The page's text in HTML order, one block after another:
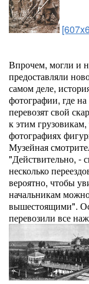
Впрочем, могли и
предоставляли
самом деле,
фотографии, где
перевозят свой
к этим
фотографиях
Музейная
"Действительно, -
несколько
вероятно, чтобы
начальникам
вышестоящими".
перевозили все